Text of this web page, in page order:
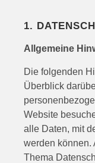
1.
Allgemeine
Die folgenden
Überblick
Website
alle Daten, mit
werden können.
Thema